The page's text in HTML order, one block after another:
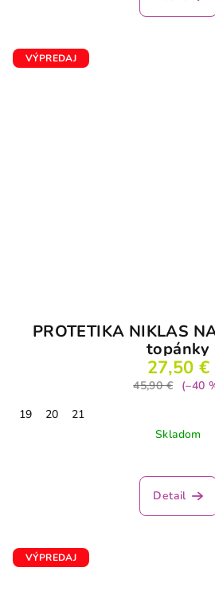
VÝPREDAJ
PROTETIKA NIKLAS
topánky
27,50 €
45,90 €
(–40
19
20
21
Skladom
Detail
VÝPREDAJ